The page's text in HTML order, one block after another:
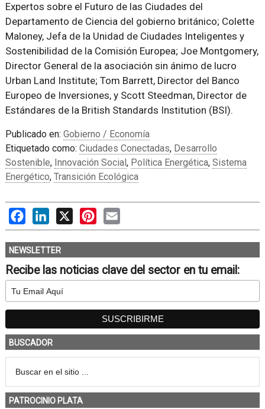
Expertos sobre el Futuro de las Ciudades del
Departamento de Ciencia del gobierno británico; Colette
Maloney, Jefa de la Unidad de Ciudades Inteligentes y
Sostenibilidad de la Comisión Europea; Joe Montgomery,
Director General de la asociación sin ánimo de lucro
Urban Land Institute; Tom Barrett, Director del Banco
Europeo de Inversiones, y Scott Steedman, Director de
Estándares de la British Standards Institution (BSI).
Publicado en: Gobierno / Economía
Etiquetado como: Ciudades Conectadas, Desarrollo
Sostenible, Innovación Social, Política Energética, Sistema
Energético, Transición Ecológica
FacebookLinkedIn
X PinterestEmail
NEWSLETTER
Recibe las noticias clave del sector en tu email:
BUSCADOR
PATROCINIO PLATA